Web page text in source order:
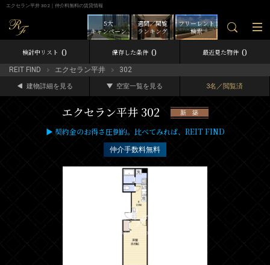
エクセラン平井 302｜仲介料無料の賃貸情報
フリーレント
検索
週間／閲覧
ランキング
5大
キャンペーン
検討中リスト 0 保存した条件 0 最近見た物件 0
REIT FIND エクセラン平井 302
建物詳細を見る 空室一覧を見る 3名／閲覧済
エクセラン平井 302 新 築
▶ 契約金のお得さ圧倒的。比べてみれば、REIT FIND
仲介手数料無料